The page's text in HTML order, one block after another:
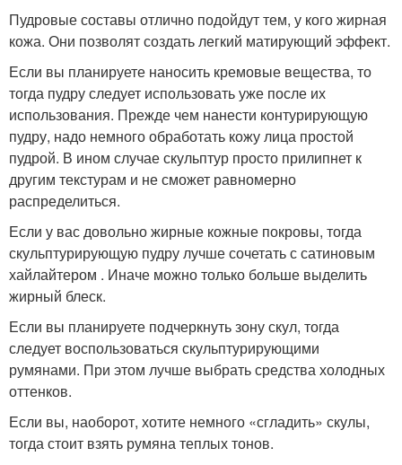
Пудровые составы отлично подойдут тем, у кого жирная
кожа. Они позволят создать легкий матирующий эффект.
Если вы планируете наносить кремовые вещества, то
тогда пудру следует использовать уже после их
использования. Прежде чем нанести контурирующую
пудру, надо немного обработать кожу лица простой
пудрой. В ином случае скульптур просто прилипнет к
другим текстурам и не сможет равномерно
распределиться.
Если у вас довольно жирные кожные покровы, тогда
скульптурирующую пудру лучше сочетать с сатиновым
хайлайтером . Иначе можно только больше выделить
жирный блеск.
Если вы планируете подчеркнуть зону скул, тогда
следует воспользоваться скульптурирующими
румянами. При этом лучше выбрать средства холодных
оттенков.
Если вы, наоборот, хотите немного «сгладить» скулы,
тогда стоит взять румяна теплых тонов.